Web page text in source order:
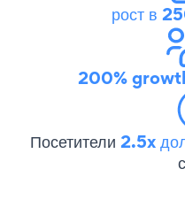
рост в
200%
Посетители 2.5x